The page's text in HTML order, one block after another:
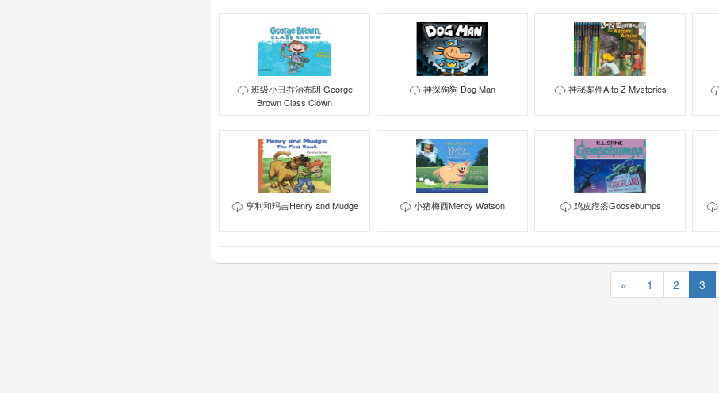
班级小丑乔治布朗 George
Brown Class Clown
神探狗狗 Dog Man 神秘案件A to Z Mysteries
亨利和玛吉Henry and Mudge 小猪梅西Mercy Watson 鸡皮疙瘩Goosebumps
« 1 2 3